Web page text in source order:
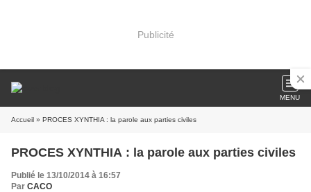
Publicité
MENU
Accueil » PROCES XYNTHIA : la parole aux parties civiles
PROCES XYNTHIA : la parole aux parties civiles
Publié le 13/10/2014 à 16:57
Par CACO